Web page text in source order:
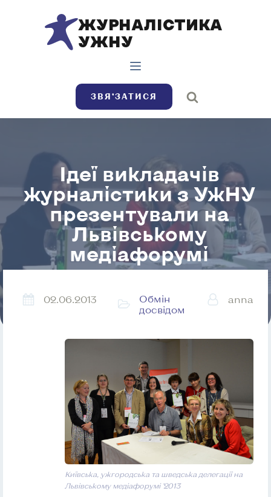
ЖУРНАЛІСТИКА
УЖНУ
ЗВЯ’ЗАТИСЯ
Ідеї викладачів
журналістики з УжНУ
презентували на
Львівському
медіафорумі
02.06.2013
Обмін
досвідом
anna
Київська, ужгородська та шведська делегації на
Львівському медіафорумі ’2013